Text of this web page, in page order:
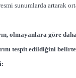
sunumlarda artarak
olmayanlara göre
tespit edildiğini